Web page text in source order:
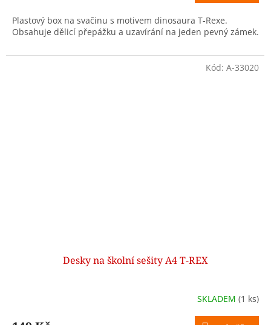
Plastový box na svačinu s motivem dinosaura T-Rexe.
Obsahuje dělicí přepážku a uzavírání na jeden pevný zámek.
Desky na školní sešity A4 T-REX
SKLADEM (1 ks)
Kód: A-33020